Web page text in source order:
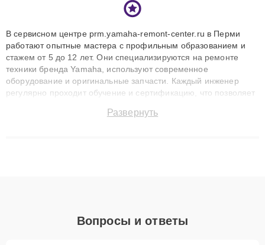
В сервисном центре prm.yamaha-remont-center.ru в Перми
работают опытные мастера с профильным образованием и
стажем от 5 до 12 лет. Они специализируются на ремонте
техники бренда Yamaha, используют современное
оборудование и оригинальные запчасти. Каждый инженер
регулярно проходит обучение и сертификацию, что позволяет
технику с сохранением гарантии до 3 лет. Наши мастера
Развернуть
Вопросы и ответы